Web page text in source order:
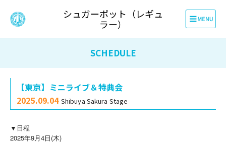
シュガーポット（レギュ
ラー）
SCHEDULE
【東京】ミニライブ＆特典会
2025.09.04 Shibuya Sakura Stage
▼日程
2025年9月4日(木)